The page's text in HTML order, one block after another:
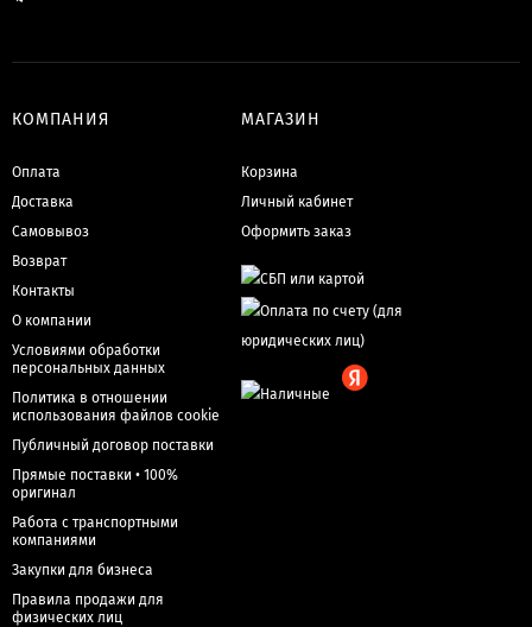
КОМПАНИЯ
Оплата
Доставка
Самовывоз
Возврат
Контакты
О компании
Условиями обработки
персональных данных
Политика в отношении
использования файлов cookie
Публичный договор поставки
Прямые поставки • 100%
оригинал
Работа с транспортными
компаниями
Закупки для бизнеса
Правила продажи для
физических лиц
МАГАЗИН
Корзина
Личный кабинет
Оформить заказ